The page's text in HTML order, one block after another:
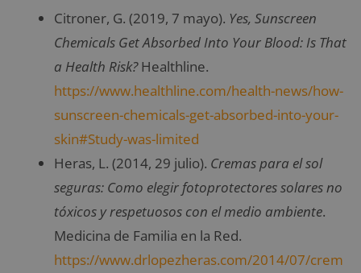
Citroner, G. (2019, 7 mayo). Yes, Sunscreen
Chemicals Get Absorbed Into Your Blood: Is That
a Health Risk?Healthline.
https://www.healthline.com/health-news/how-
sunscreen-chemicals-get-absorbed-into-your-
skin#Study-was-limited
Heras, L. (2014, 29 julio). Cremas para el sol
seguras: Como elegir fotoprotectores solares no
tóxicos y respetuosos con el medio ambiente.
Medicina de Familia en la Red.
https://www.drlopezheras.com/2014/07/crem